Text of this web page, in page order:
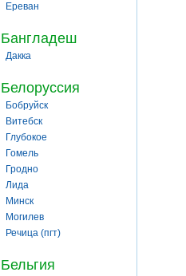
Ереван
Бангладеш
Дакка
Белоруссия
Бобруйск
Витебск
Глубокое
Гомель
Гродно
Лида
Минск
Могилев
Речица (пгт)
Бельгия